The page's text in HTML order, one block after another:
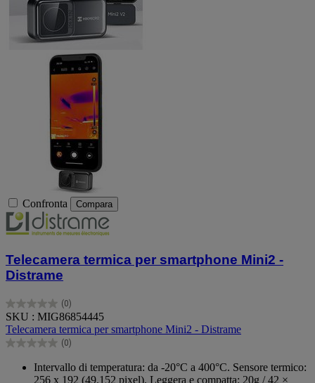
Confronta Compara
Telecamera termica per smartphone Mini2 -
Distrame
(0)
0.0
su
5
stelle.
SKU : MIG86854445
Telecamera termica per smartphone Mini2 - Distrame
(0)
0.0
Intervallo di temperatura: da -20°C a 400°C. Sensore termico:
256 x 192 (49.152 pixel). Leggera e compatta: 20g / 42 ×